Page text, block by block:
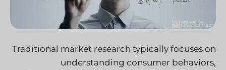
Traditional market research typically focuses on
understanding consumer behaviors,